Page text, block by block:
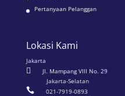
Pertanyaan Pelanggan
Lokasi Kami
Jakarta

Jl. Mampang VIII No. 29
Jakarta-Selatan

021-7919-0893